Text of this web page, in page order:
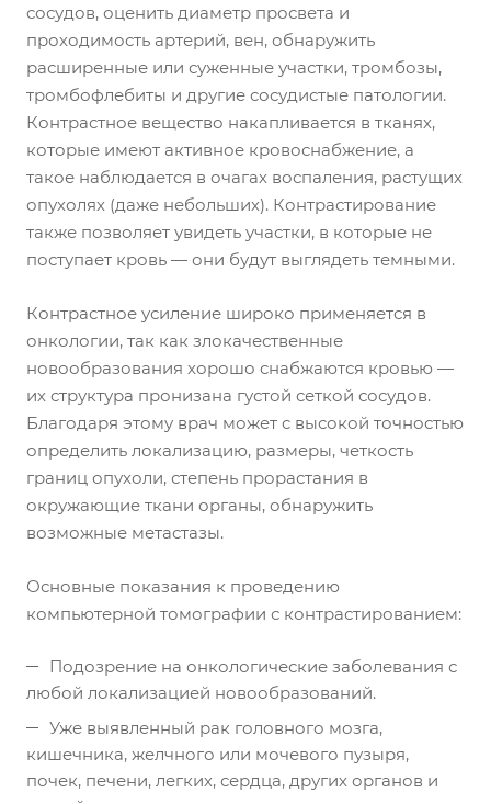
сосудов, оценить диаметр просвета и
проходимость артерий, вен, обнаружить
расширенные или суженные участки, тромбозы,
тромбофлебиты и другие сосудистые патологии.
Контрастное вещество накапливается в тканях,
которые имеют активное кровоснабжение, а
такое наблюдается в очагах воспаления, растущих
опухолях (даже небольших). Контрастирование
также позволяет увидеть участки, в которые не
поступает кровь — они будут выглядеть темными.
Контрастное усиление широко применяется в
онкологии, так как злокачественные
новообразования хорошо снабжаются кровью —
их структура пронизана густой сеткой сосудов.
Благодаря этому врач может с высокой точностью
определить локализацию, размеры, четкость
границ опухоли, степень прорастания в
окружающие ткани органы, обнаружить
возможные метастазы.
Основные показания к проведению
компьютерной томографии с контрастированием:
Подозрение на онкологические заболевания с
любой локализацией новообразований.
Уже выявленный рак головного мозга,
кишечника, желчного или мочевого пузыря,
почек, печени, легких, сердца, других органов и